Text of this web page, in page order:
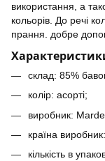
використання, а
кольорів. До речі
прання. добре
склад: 85%
колір: асорті;
виробник:
країна
кількість в